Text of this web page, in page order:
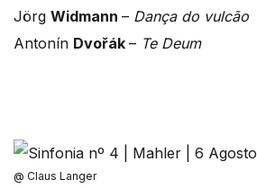
Jörg Widmann – Dança do vulcão
Antonín Dvořák – Te Deum
@ Claus Langer